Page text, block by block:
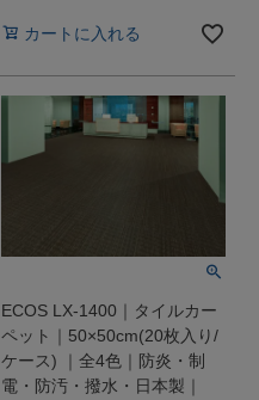
カートに入れる
ECOS LX-1400｜タイルカー
ペット｜50×50cm(20枚入り/
ケース) ｜全4色｜防炎・制
電・防汚・撥水・日本製｜